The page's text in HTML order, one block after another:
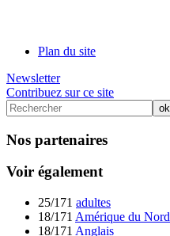
Plan du site
Newsletter
Contribuez sur ce site
Nos partenaires
Voir également
25/171 adultes
18/171 Amérique du Nord
18/171 Anglais